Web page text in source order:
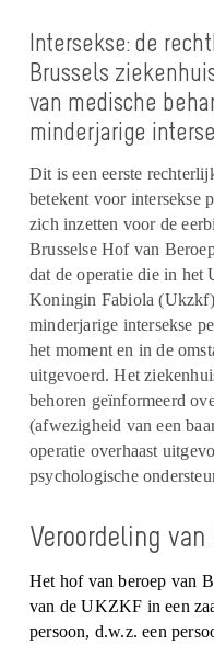
Intersekse: de
Brussels
van medische
minderjarige
Dit is een eerste
betekent voor intersekse
zich inzetten voor de
Brusselse Hof van
dat de operatie die in
Koningin Fabiola (Ukzkf
minderjarige intersekse
het moment en in de
uitgevoerd. Het
behoren geïnformeerd
(afwezigheid van een
operatie overhaast
psychologische
Veroordeling van
Het hof van beroep van
van de UKZKF in een
persoon, d.w.z. een